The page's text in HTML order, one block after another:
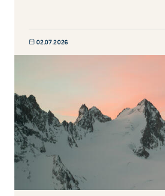
02.07.2026